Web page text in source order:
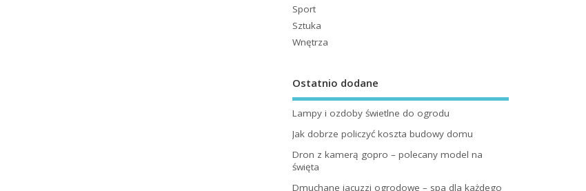
Sport
Sztuka
Wnętrza
Ostatnio dodane
Lampy i ozdoby świetlne do ogrodu
Jak dobrze policzyć koszta budowy domu
Dron z kamerą gopro – polecany model na
święta
Dmuchane jacuzzi ogrodowe – spa dla każdego